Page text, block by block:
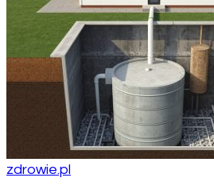
zdrowie.pl